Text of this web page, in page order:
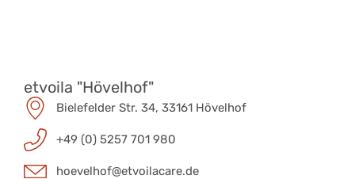
etvoila "Hövelhof"
Bielefelder Str. 34, 33161 Hövelhof
+49 (0) 5257 701 980
hoevelhof@etvoilacare.de